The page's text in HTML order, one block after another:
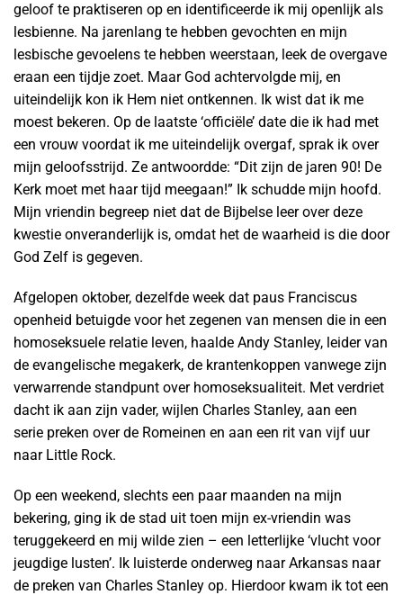
geloof te praktiseren op en identificeerde ik mij openlijk als
lesbienne. Na jarenlang te hebben gevochten en mijn
lesbische gevoelens te hebben weerstaan, leek de overgave
eraan een tijdje zoet. Maar God achtervolgde mij, en
uiteindelijk kon ik Hem niet ontkennen. Ik wist dat ik me
moest bekeren. Op de laatste ‘officiële’ date die ik had met
een vrouw voordat ik me uiteindelijk overgaf, sprak ik over
mijn geloofsstrijd. Ze antwoordde: “Dit zijn de jaren 90! De
Kerk moet met haar tijd meegaan!” Ik schudde mijn hoofd.
Mijn vriendin begreep niet dat de Bijbelse leer over deze
kwestie onveranderlijk is, omdat het de waarheid is die door
God Zelf is gegeven.
Afgelopen oktober, dezelfde week dat paus Franciscus
openheid betuigde voor het zegenen van mensen die in een
homoseksuele relatie leven, haalde Andy Stanley, leider van
de evangelische megakerk, de krantenkoppen vanwege zijn
verwarrende standpunt over homoseksualiteit. Met verdriet
dacht ik aan zijn vader, wijlen Charles Stanley, aan een
serie preken over de Romeinen en aan een rit van vijf uur
naar Little Rock.
Op een weekend, slechts een paar maanden na mijn
bekering, ging ik de stad uit toen mijn ex-vriendin was
teruggekeerd en mij wilde zien – een letterlijke ‘vlucht voor
jeugdige lusten’. Ik luisterde onderweg naar Arkansas naar
de preken van Charles Stanley op. Hierdoor kwam ik tot een